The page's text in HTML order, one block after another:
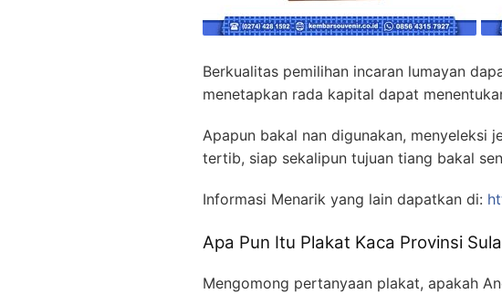
Berkualitas pemilihan incaran lumayan
menetapkan rada kapital dapat
Apapun bakal nan digunakan, menyeleksi
tertib, siap sekalipun tujuan tiang bakal
Informasi Menarik yang lain dapatkan di:
Apa Pun Itu Plakat Kaca Provinsi
Mengomong pertanyaan plakat, apakah